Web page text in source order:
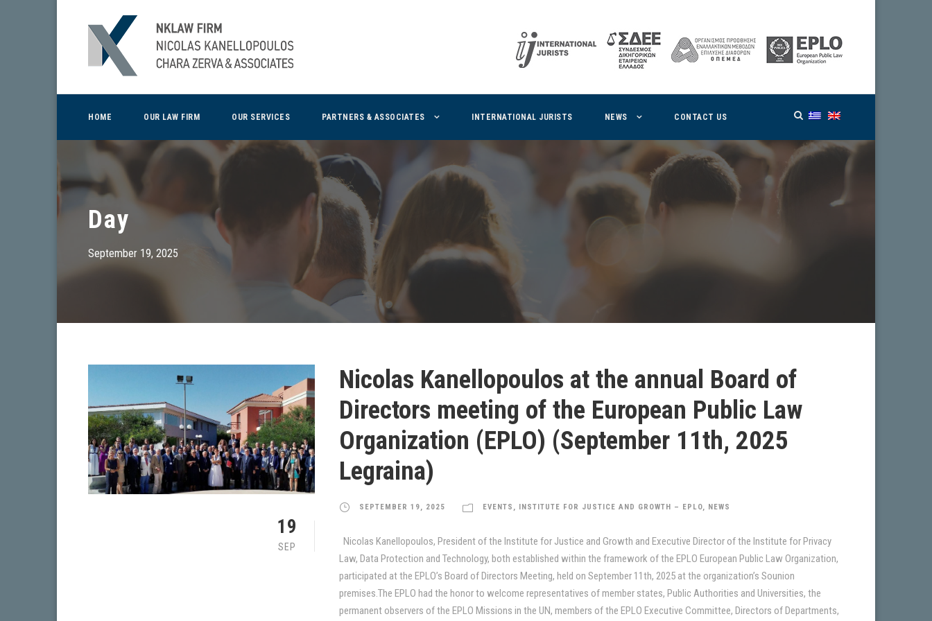
HOME OUR LAW FIRM OUR SERVICES PARTNERS & ASSOCIATES INTERNATIONAL JURISTS NEWS CONTACT US
Day
September 19, 2025
19
SEP
Nicolas Kanellopoulos at the annual Board of
Directors meeting of the European Public Law
Organization (EPLO) (September 11th, 2025
Legraina)
SEPTEMBER 19, 2025 EVENTS , INSTITUTE FOR JUSTICE AND GROWTH – EPLO, NEWS
Nicolas Kanellopoulos, President of the Institute for Justice and Growth and Executive Director of the Institute for Privacy
Law, Data Protection and Technology, both established within the framework of the EPLO European Public Law Organization,
participated at the EPLO’s Board of Directors Meeting, held on September 11th, 2025 at the organization’s Sounion
premises.The EPLO had the honor to welcome representatives of member states, Public Authorities and Universities, the
permanent observers of the EPLO Missions in the UN, members of the EPLO Executive Committee, Directors of Departments,